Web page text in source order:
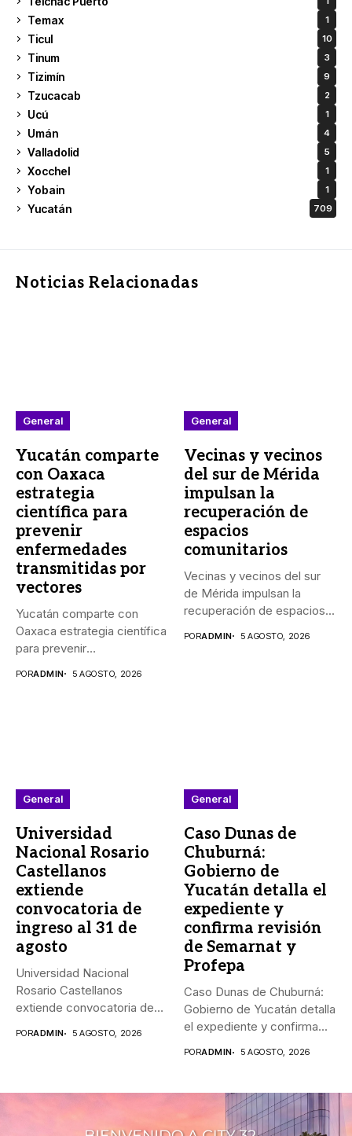
Temax 1
Ticul 10
Tinum 3
Tizimín 9
Tzucacab 2
Ucú 1
Umán 4
Valladolid 5
Xocchel 1
Yobain 1
Yucatán 709
Noticias Relacionadas
General
Yucatán comparte
con Oaxaca
estrategia
científica para
prevenir
enfermedades
transmitidas por
vectores
Yucatán comparte con
Oaxaca estrategia científica
para prevenir
PORADMIN 5 AGOSTO, 2026
General
Vecinas y vecinos
del sur de Mérida
impulsan la
recuperación de
espacios
comunitarios
Vecinas y vecinos del sur
de Mérida impulsan la
recuperación de espacios...
PORADMIN 5 AGOSTO, 2026
General
Universidad
Nacional Rosario
Castellanos
extiende
convocatoria de
ingreso al 31 de
agosto
Universidad Nacional
Rosario Castellanos
extiende convocatoria de
PORADMIN 5 AGOSTO, 2026
General
Caso Dunas de
Chuburná:
Gobierno de
Yucatán detalla el
expediente y
confirma revisión
de Semarnat y
Profepa
Caso Dunas de Chuburná:
Gobierno de Yucatán detalla
el expediente y confirma...
PORADMIN 5 AGOSTO, 2026